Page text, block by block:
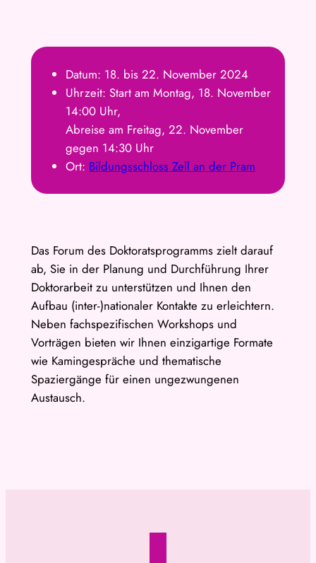
Datum: 18. bis 22. November 2024
Uhrzeit: Start am Montag, 18. November
14:00 Uhr,
Abreise am Freitag, 22. November
gegen 14:30 Uhr
Ort: Bildungsschloss Zell an der Pram
Das Forum des Doktoratsprogramms zielt darauf
ab, Sie in der Planung und Durchführung Ihrer
Doktorarbeit zu unterstützen und Ihnen den
Aufbau (inter-)nationaler Kontakte zu erleichtern.
Neben fachspezifischen Workshops und
Vorträgen bieten wir Ihnen einzigartige Formate
wie Kamingespräche und thematische
Spaziergänge für einen ungezwungenen
Austausch.